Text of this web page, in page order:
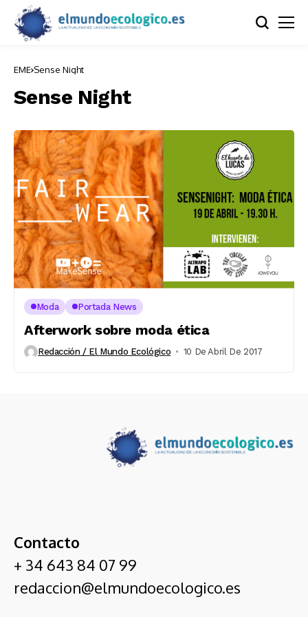
EME Sense Night
Sense Night
Moda Portada News
Afterwork sobre moda ética
Redacción / El Mundo Ecológico 10 De Abril De 2017
Contacto
+ 34 643 84 07 99
redaccion@elmundoecologico.es